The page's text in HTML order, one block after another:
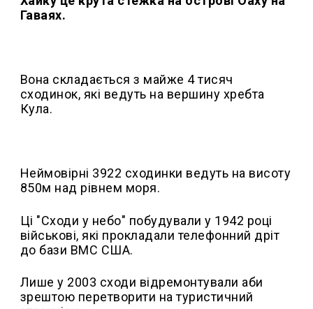
Гаваях.
Вона складається з майже 4 тисяч
сходинок, які ведуть на вершину хребта
Кула.
Неймовірні 3922 сходинки ведуть на висоту
850м над рівнем моря.
Ці "Сходи у небо" побудували у 1942 році
військові, які прокладали телефонний дріт
до бази ВМС США.
Лише у 2003 сходи відремонтували аби
зрештою перетворити на туристичний